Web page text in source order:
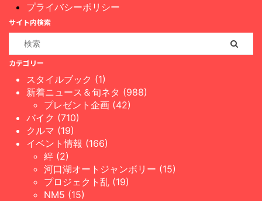
プライバシーポリシー
サイト内検索
カテゴリー
スタイルブック (1)
新着ニュース＆旬ネタ (988)
プレゼント企画 (42)
バイク (710)
クルマ (19)
イベント情報 (166)
絆 (2)
河口湖オートジャンボリー (15)
プロジェクト乱 (19)
NM5 (15)